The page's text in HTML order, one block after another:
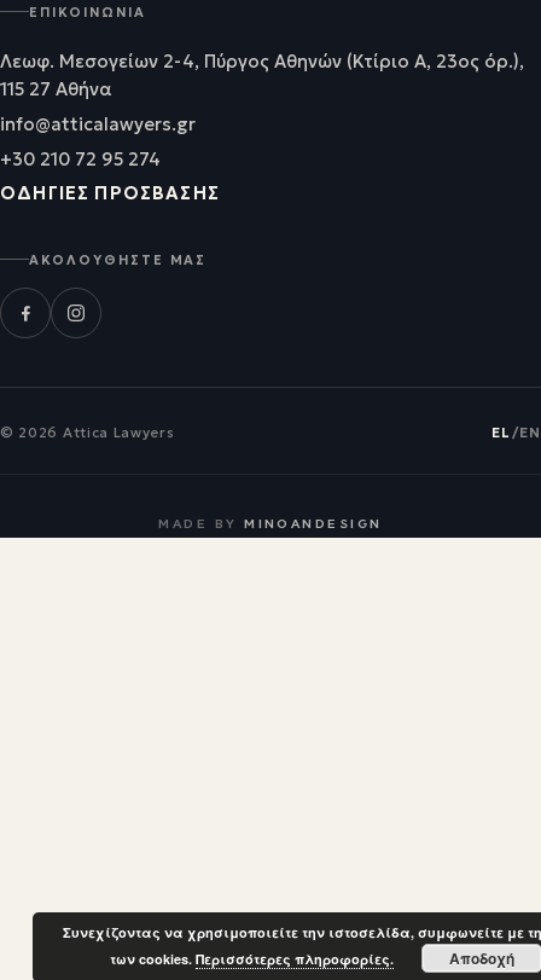
ΕΠΙΚΟΙΝΩΝΊΑ
Λεωφ. Μεσογείων 2-4, Πύργος Αθηνών (Κτίριο Α, 23ος όρ.),
115 27 Αθήνα
info@atticalawyers.gr
+30 210 72 95 274
ΟΔΗΓΊΕΣ ΠΡΌΣΒΑΣΗΣ
ΑΚΟΛΟΥΘΉΣΤΕ ΜΑΣ
© 2026 Attica Lawyers EL /EN
MADE BYMINOANDESIGN
Συνεχίζοντας να χρησιμοποιείτε την ιστοσελίδα, συμφωνείτε με
των cookies.Περισσότερες πληροφορίες. Αποδοχή